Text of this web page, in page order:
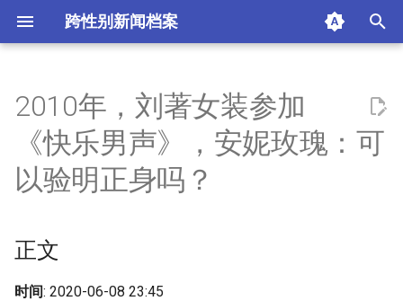
跨性别新闻档案
i
正文
摘要与附加信息
2010年，刘著女装参加
《快乐男声》，安妮玫瑰：可
以验明正身吗？
正文
时间: 2020-06-08 23:45